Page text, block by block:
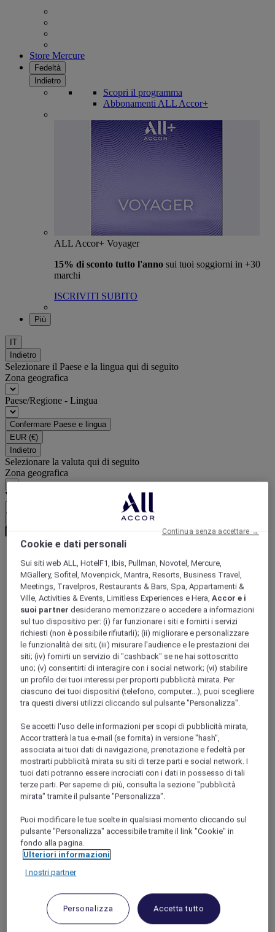
Store Mercure
Fedeltà
Indietro
Scopri il programma
Abbonamenti ALL Accor+
ALL Accor+ Voyager
15% di sconto tutto l'anno sui tuoi soggiorni in +30
marchi
ISCRIVITI SUBITO
Più
IT
Indietro
Selezionare il Paese e la lingua qui di seguito
Zona geografica
Paese/Regione - Lingua
Confermare Paese e lingua
EUR (€)
Indietro
Selezionare la valuta qui di seguito
Zona geografica
Valuta
World
Europe
France
Ile-de-France
SEINE-ET-MARNE
Brie Comte Robert
LE COUDRAY MONTCEAUX, Francia
Campagne
Situata tra Parigi e Fontainebleau, questa autentica guest
house si trova in una tenuta di 50 acri appena fuori Parigi che
ricordi d'infanzia. Che si tratti di angolo lettura accanto al
aperitivo, ci sono tantissime attività per offrirvi la migliore
esperienza e renderci il vostro luogo preferito!
Cookie e dati personali
Sui siti web ALL, HotelF1, Ibis, Pullman, Novotel, Mercure,
MGallery, Sofitel, Movenpick, Mantra, Resorts, Business Travel,
Meetings, Travelpros, Restaurants & Bars, Spa, Appartamenti &
Ville, Activities & Events, Limitless Experiences e Hera,Accor e i
suoi partner desiderano memorizzare o accedere a informazioni
sul tuo dispositivo per: (i) far funzionare i siti e fornirti i servizi
richiesti (non è possibile rifiutarli); (ii) migliorare e personalizzare
le funzionalità dei siti; (iii) misurare l'audience e le prestazioni dei
siti; (iv) fornirti un servizio di "cashback" se ne hai sottoscritto
uno; (v) consentirti di interagire con i social network; (vi) stabilire
un profilo dei tuoi interessi per proporti pubblicità mirata. Per
ciascuno dei tuoi dispositivi (telefono, computer...), puoi scegliere
tra questi diversi utilizzi cliccando sul pulsante "Personalizza".
Se accetti l'uso delle informazioni per scopi di pubblicità mirata,
Accor tratterà la tua e-mail (se fornita) in versione "hash",
associata ai tuoi dati di navigazione, prenotazione e fedeltà per
mostrarti pubblicità mirata su siti di terze parti e social network. I
tuoi dati potranno essere incrociati con i dati in possesso di tali
terze parti. Per saperne di più, consulta la sezione "pubblicità
mirata" tramite il pulsante "Personalizza".
Puoi modificare le tue scelte in qualsiasi momento cliccando sul
pulsante "Personalizza" accessibile tramite il link "Cookie" in
fondo alla pagina.
Ulteriori informazioni
I nostri partner
Personalizza Accetta tutto
Continua senza accettare →